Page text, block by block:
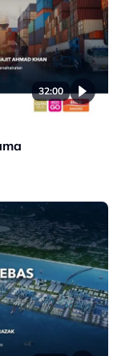
32:00